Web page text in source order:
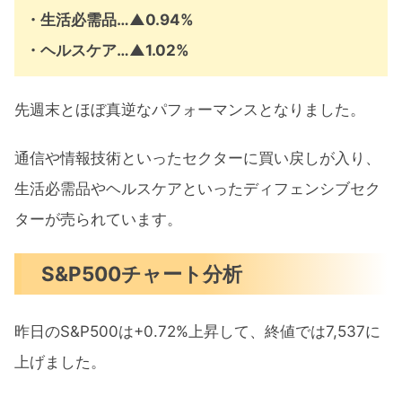
・生活必需品…▲0.94%
・ヘルスケア…▲1.02%
先週末とほぼ真逆なパフォーマンスとなりました。
通信や情報技術といったセクターに買い戻しが入り、
生活必需品やヘルスケアといったディフェンシブセク
ターが売られています。
S&P500チャート分析
昨日のS&P500は+0.72%上昇して、終値では7,537に
上げました。